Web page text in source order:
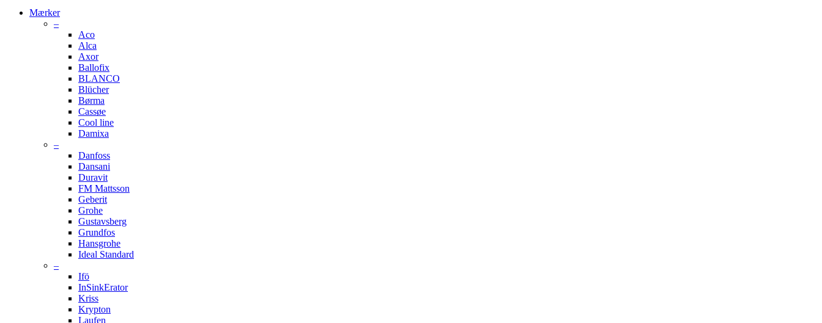
Mærker
–
Aco
Alca
Axor
Ballofix
BLANCO
Blücher
Børma
Cassøe
Cool line
Damixa
–
Danfoss
Dansani
Duravit
FM Mattsson
Geberit
Grohe
Gustavsberg
Grundfos
Hansgrohe
Ideal Standard
–
Ifö
InSinkErator
Kriss
Krypton
Laufen